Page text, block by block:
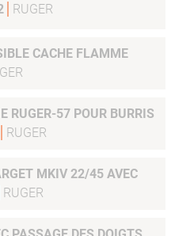
RUGER
CACHE FLAMME
POUR BURRIS
RUGER
MKIV 22/45 AVEC
RUGER